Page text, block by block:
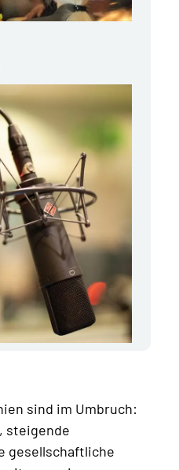
sind im Umbruch:
steigende
gesellschaftliche